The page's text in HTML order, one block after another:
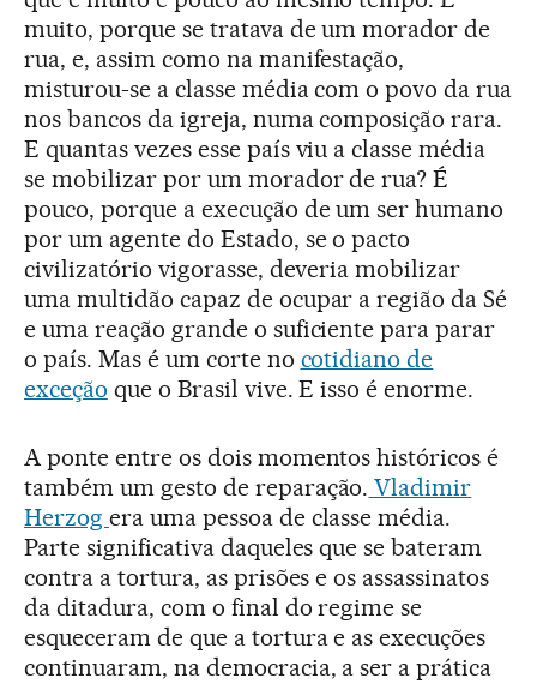
muito, porque se tratava de um morador de
rua, e, assim como na manifestação,
misturou-se a classe média com o povo da rua
nos bancos da igreja, numa composição rara.
E quantas vezes esse país viu a classe média
se mobilizar por um morador de rua? É
pouco, porque a execução de um ser humano
por um agente do Estado, se o pacto
civilizatório vigorasse, deveria mobilizar
uma multidão capaz de ocupar a região da Sé
e uma reação grande o suficiente para parar
o país. Mas é um corte no cotidiano de
exceção que o Brasil vive. E isso é enorme.
A ponte entre os dois momentos históricos é
também um gesto de reparação. Vladimir
Herzog era uma pessoa de classe média.
Parte significativa daqueles que se bateram
contra a tortura, as prisões e os assassinatos
da ditadura, com o final do regime se
esqueceram de que a tortura e as execuções
continuaram, na democracia, a ser a prática